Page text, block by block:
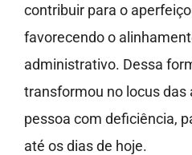
contribuir para o
favorecendo o
administrativo. Dessa
transformou no locus das
pessoa com deficiência,
até os dias de hoje.